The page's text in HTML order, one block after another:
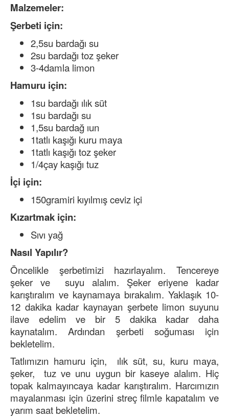
Malzemeler:
Şerbeti için:
2,5su bardağı su
2su bardağı toz şeker
3-4damla limon
Hamuru için:
1su bardağı ılık süt
1su bardağı su
1,5su bardağ ıun
1tatlı kaşığı kuru maya
1tatlı kaşığı toz şeker
1/4çay kaşığı tuz
İçi için:
150gramiri kıyılmış ceviz içi
Kızartmak için:
Sıvı yağ
Nasıl Yapılır?
Öncelikle şerbetimizi hazırlayalım. Tencereye
şeker ve suyu alalım. Şeker eriyene kadar
karıştıralım ve kaynamaya bırakalım. Yaklaşık 10-
12 dakika kadar kaynayan şerbete limon suyunu
ilave edelim ve bir 5 dakika kadar daha
kaynatalım. Ardından şerbeti soğuması için
bekletelim.
Tatlımızın hamuru için, ılık süt, su, kuru maya,
şeker, tuz ve unu uygun bir kaseye alalım. Hiç
topak kalmayıncaya kadar karıştıralım. Harcımızın
mayalanması için üzerini streç filmle kapatalım ve
yarım saat bekletelim.